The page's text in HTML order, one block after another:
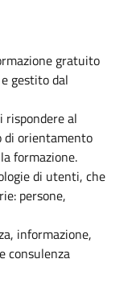
gratuito
gestito dal
rispondere al
di orientamento
formazione.
di utenti, che
persone,
informazione,
consulenza